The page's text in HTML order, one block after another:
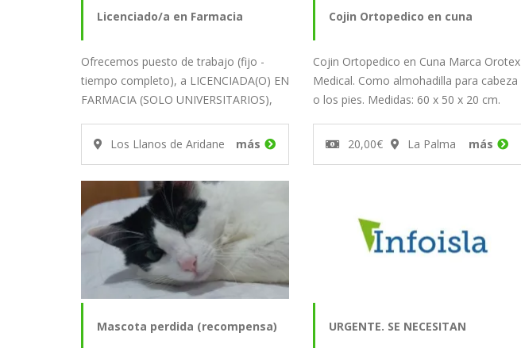
Licenciado/a en Farmacia
Ofrecemos puesto de trabajo (fijo -
tiempo completo), a LICENCIADA(O) EN
FARMACIA (SOLO UNIVERSITARIOS),
Los Llanos de Aridane
más
Cojin Ortopedico en cuna
Cojin Ortopedico en Cuna Marca Orotex
Medical. Como almohadilla para cabeza
o los pies. Medidas: 60 x 50 x 20 cm.
20,00€
La Palma más
Mascota perdida (recompensa) URGENTE. SE NECESITAN